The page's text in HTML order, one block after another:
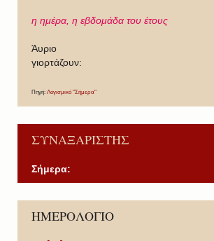
η ημέρα, η εβδομάδα του έτους
Άυριο
γιορτάζουν:
Πηγή: Λογισμικό "Σήμερα"
ΣΥΝΑΞΑΡΙΣΤΗΣ
Σήμερα:
ΗΜΕΡΟΛΟΓΙΟ
P
r
P
r
N
e
N
e